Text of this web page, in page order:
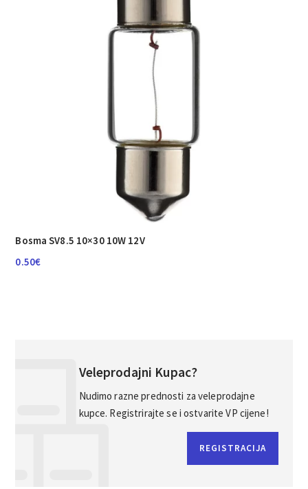
Bosma SV8.5 10×30 10W 12V
0.50€
Veleprodajni Kupac?
Nudimo razne prednosti za veleprodajne
kupce. Registrirajte se i ostvarite VP cijene!
REGISTRACIJA